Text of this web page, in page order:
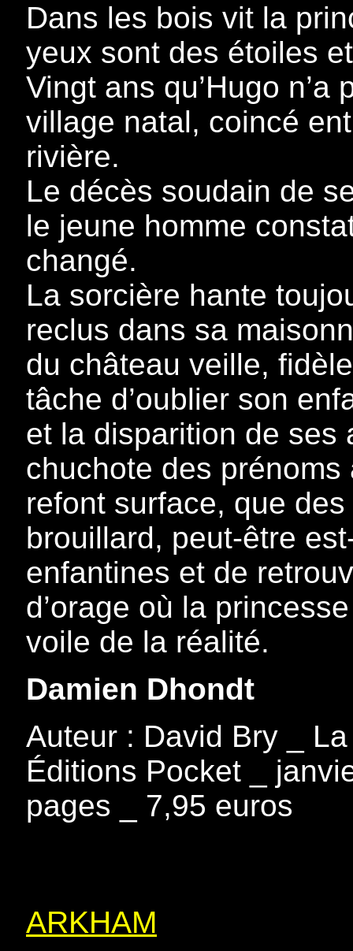
Dans les bois vit la
yeux sont des étoiles
Vingt ans qu’Hugo
village natal, coincé
rivière.
Le décès soudain de
le jeune homme
changé.
La sorcière hante
reclus dans sa
du château veille,
tâche d’oublier son
et la disparition de ses
chuchote des prénoms
refont surface, que
brouillard, peut-être
enfantines et de
d’orage où la
voile de la réalité.
Damien Dhondt
Auteur : David Bry _
Éditions Pocket _
pages _ 7,95 euros
ARKHAM